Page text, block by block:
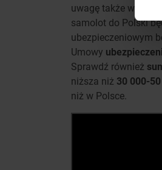
uwagę także
samolot do Polski
ubezpieczeniowym
Umowy
Sprawdź również
niższa niż 30 000-
niż w Polsce.